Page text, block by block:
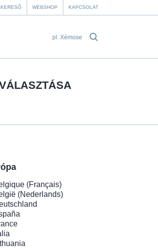
WEBSHOP KAPCSOLAT
(Français)
(Nederlands)